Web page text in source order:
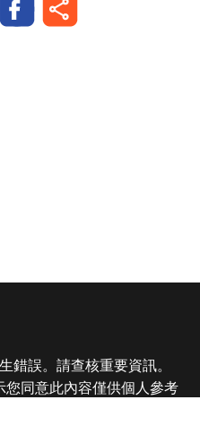
錯誤。請查核重要資訊。
同意此內容僅供個人參考